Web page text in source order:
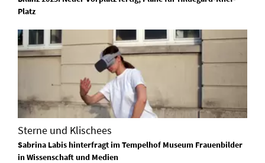
Platz
Sterne und Klischees
Sabrina Labis hinterfragt im Tempelhof Museum Frauenbilder
in Wissenschaft und Medien